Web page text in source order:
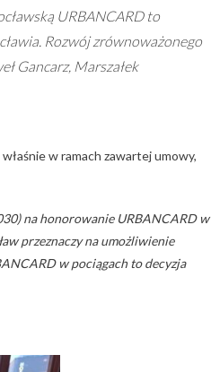
URBANCARD to
Rozwój zrównoważonego
Gancarz, Marszałek
w ramach zawartej umowy,
na honorowanie URBANCARD w
przeznaczy na umożliwienie
w pociągach to decyzja